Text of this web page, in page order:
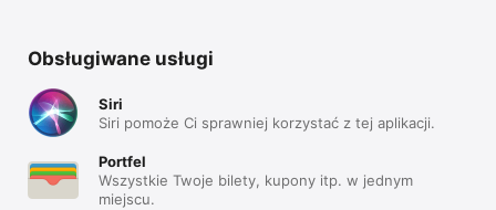
Obsługiwane usługi
Siri
Siri pomoże Ci sprawniej korzystać z tej aplikacji.
Portfel
Wszystkie Twoje bilety, kupony itp. w jednym
miejscu.